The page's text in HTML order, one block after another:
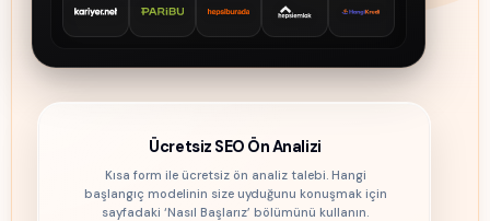
Kariyer.netParibu HepsiburadaHepsi EmlakHangiKredi
Ücretsiz SEO Ön Analizi
Kısa form ile ücretsiz ön analiz talebi. Hangi
başlangıç modelinin size uyduğunu konuşmak için
sayfadaki ‘Nasıl Başlarız’ bölümünü kullanın.